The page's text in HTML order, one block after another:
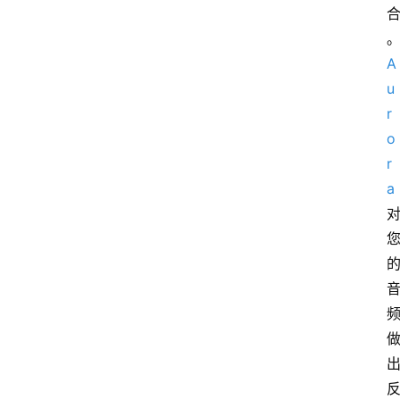
合
。
A
u
r
o
r
a
对
您
的
音
频
做
出
反